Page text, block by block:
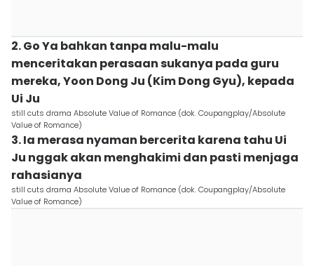
2. Go Ya bahkan tanpa malu-malu
menceritakan perasaan sukanya pada guru
mereka, Yoon Dong Ju (Kim Dong Gyu), kepada
Ui Ju
still cuts drama Absolute Value of Romance (dok. Coupangplay/Absolute
Value of Romance)
3. Ia merasa nyaman bercerita karena tahu Ui
Ju nggak akan menghakimi dan pasti menjaga
rahasianya
still cuts drama Absolute Value of Romance (dok. Coupangplay/Absolute
Value of Romance)